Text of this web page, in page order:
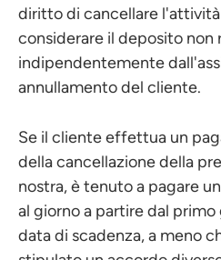
diritto di cancellare
considerare il deposito non
indipendentemente
annullamento del cliente.
Se il cliente effettua un
della cancellazione della
nostra, è tenuto a pagare
al giorno a partire dal
data di scadenza, a meno